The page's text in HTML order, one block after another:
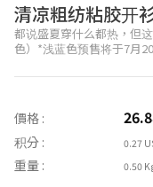
清凉粗纺粘胶开
都说盛夏穿什么都热，但
色）*浅蓝色预售将于7月
價格 :
积分 : 0.27
重量 : 0.50